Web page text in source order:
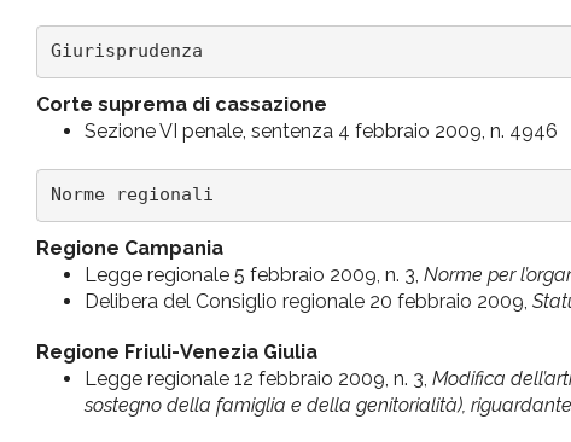
Giurisprudenza
Corte suprema di cassazione
Sezione VI penale, sentenza 4 febbraio 2009, n. 4946
Norme regionali
Regione Campania
Legge regionale 5 febbraio 2009, n. 3, Norme per
Delibera del Consiglio regionale 20 febbraio 2009,
Regione Friuli-Venezia Giulia
Legge regionale 12 febbraio 2009, n. 3, Modifica
sostegno della famiglia e della genitorialità),